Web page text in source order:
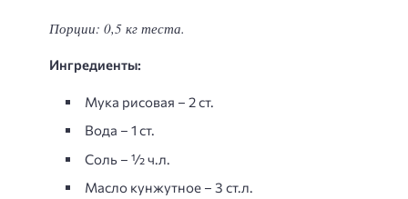
Порции: 0,5 кг теста.
Ингредиенты:
Мука рисовая – 2 ст.
Вода – 1 ст.
Соль – ½ ч.л.
Масло кунжутное – 3 ст.л.